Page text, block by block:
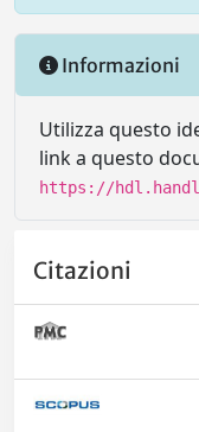
Informazioni
Utilizza questo
link a questo
https://
Citazioni